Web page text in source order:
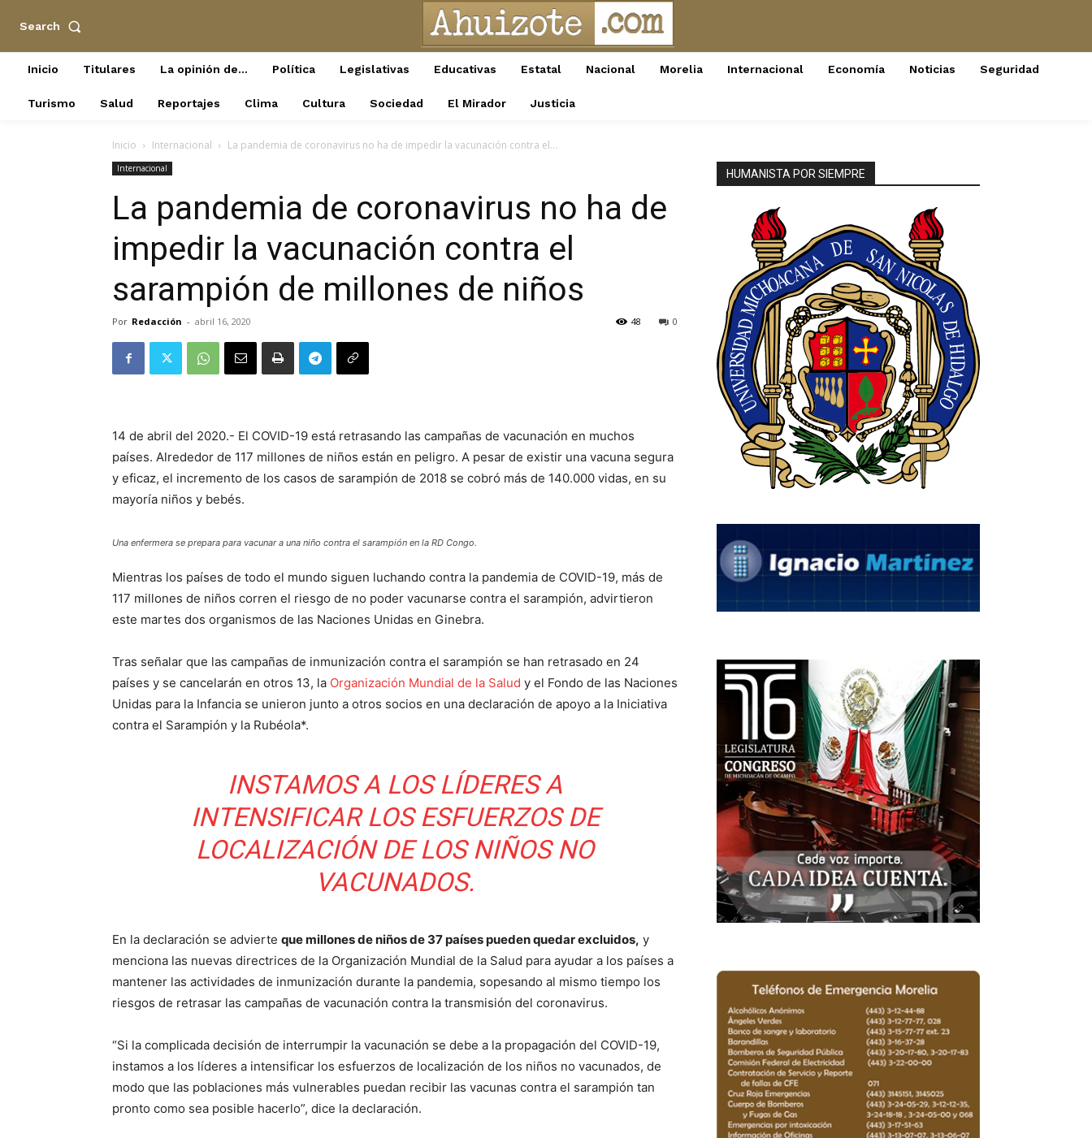
Search
Inicio Titulares La opinión de… Política Legislativas Educativas Estatal Nacional Morelia Internacional Economía Noticias Seguridad
Turismo Salud Reportajes Clima Cultura Sociedad El Mirador Justicia
Inicio Internacional La pandemia de coronavirus no ha de impedir la vacunación contra el...
Internacional
La pandemia de coronavirus no ha de
impedir la vacunación contra el
sarampión de millones de niños
Por Redacción - abril 16, 2020 0
48
14 de abril del 2020.- El COVID-19 está retrasando las campañas de vacunación en muchos
países. Alrededor de 117 millones de niños están en peligro. A pesar de existir una vacuna segura
y eficaz, el incremento de los casos de sarampión de 2018 se cobró más de 140.000 vidas, en su
mayoría niños y bebés.
Una enfermera se prepara para vacunar a una niño contra el sarampión en la RD Congo.
Mientras los países de todo el mundo siguen luchando contra la pandemia de COVID-19, más de
117 millones de niños corren el riesgo de no poder vacunarse contra el sarampión, advirtieron
este martes dos organismos de las Naciones Unidas en Ginebra.
Tras señalar que las campañas de inmunización contra el sarampión se han retrasado en 24
países y se cancelarán en otros 13, la Organización Mundial de la Salud y el Fondo de las Naciones
Unidas para la Infancia se unieron junto a otros socios en una declaración de apoyo a la Iniciativa
contra el Sarampión y la Rubéola*.
INSTAMOS A LOS LÍDERES A
INTENSIFICAR LOS ESFUERZOS DE
LOCALIZACIÓN DE LOS NIÑOS NO
VACUNADOS.
En la declaración se advierte que millones de niños de 37 países pueden quedar excluidos, y
menciona las nuevas directrices de la Organización Mundial de la Salud para ayudar a los países a
mantener las actividades de inmunización durante la pandemia, sopesando al mismo tiempo los
riesgos de retrasar las campañas de vacunación contra la transmisión del coronavirus.
“Si la complicada decisión de interrumpir la vacunación se debe a la propagación del COVID-19,
instamos a los líderes a intensificar los esfuerzos de localización de los niños no vacunados, de
modo que las poblaciones más vulnerables puedan recibir las vacunas contra el sarampión tan
pronto como sea posible hacerlo”, dice la declaración.
HUMANISTA POR SIEMPRE